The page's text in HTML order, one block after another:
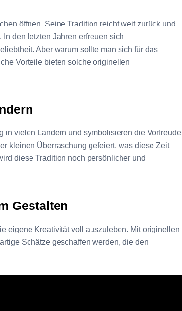
öffnen. Seine Tradition reicht weit zurück und
den letzten Jahren erfreuen sich
Aber warum sollte man sich für das
Vorteile bieten solche originellen
in vielen Ländern und symbolisieren die Vorfreude
kleinen Überraschung gefeiert, was diese Zeit
diese Tradition noch persönlicher und
Gestalten
eigene Kreativität voll auszuleben. Mit originellen
Schätze geschaffen werden, die den